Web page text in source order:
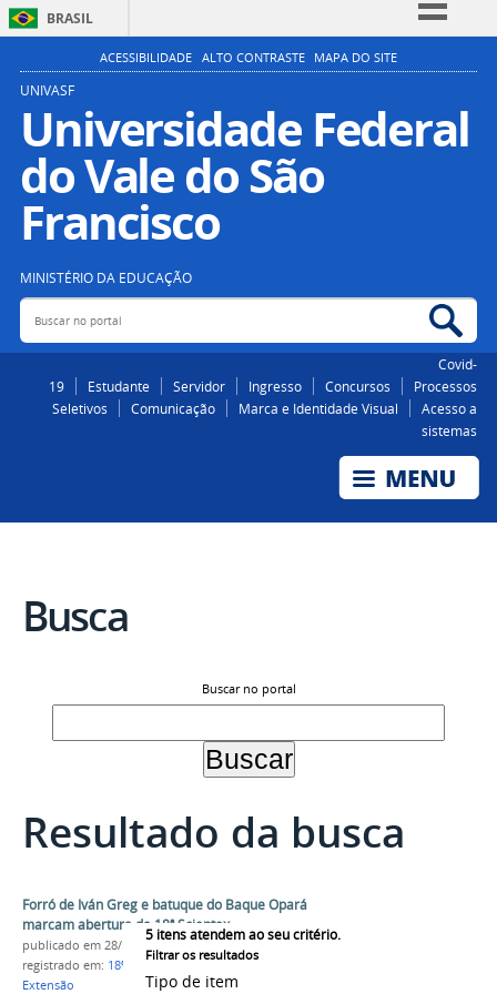
BRASIL
Simplifique!
Participe
Acesso à informação
Legislação
ACESSIBILIDADE ALTO CONTRASTE MAPA DO SITE
UNIVASF
Universidade Federal
do Vale do São
Francisco
MINISTÉRIO DA EDUCAÇÃO
Buscar no portal
Covid-
19
Estudante Servidor Ingresso Concursos
Processos
Seletivos
Comunicação Marca e Identidade Visual
Acesso a
sistemas
Busca
Buscar no portal
Resultado da busca
5 itens atendem ao seu critério.
Filtrar os resultados
Tipo de item
Forró de Iván Greg e batuque do Baque Opará
marcam abertura da 18ª Scientex
publicado em 28/11/2025
registrado em: 18ª Scientex, Ensino,Pesquisa
Extensão